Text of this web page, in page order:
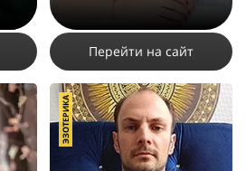
2
Перейти на сайт
ЭЗОТЕРИКА